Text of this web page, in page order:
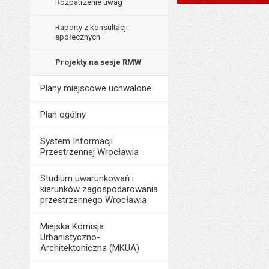
Rozpatrzenie uwag
Raporty z konsultacji
społecznych
Projekty na sesje RMW
Plany miejscowe uchwalone
Plan ogólny
System Informacji
Przestrzennej Wrocławia
Studium uwarunkowań i
kierunków zagospodarowania
przestrzennego Wrocławia
Miejska Komisja
Urbanistyczno-
Architektoniczna (MKUA)
Data wytworzenia: